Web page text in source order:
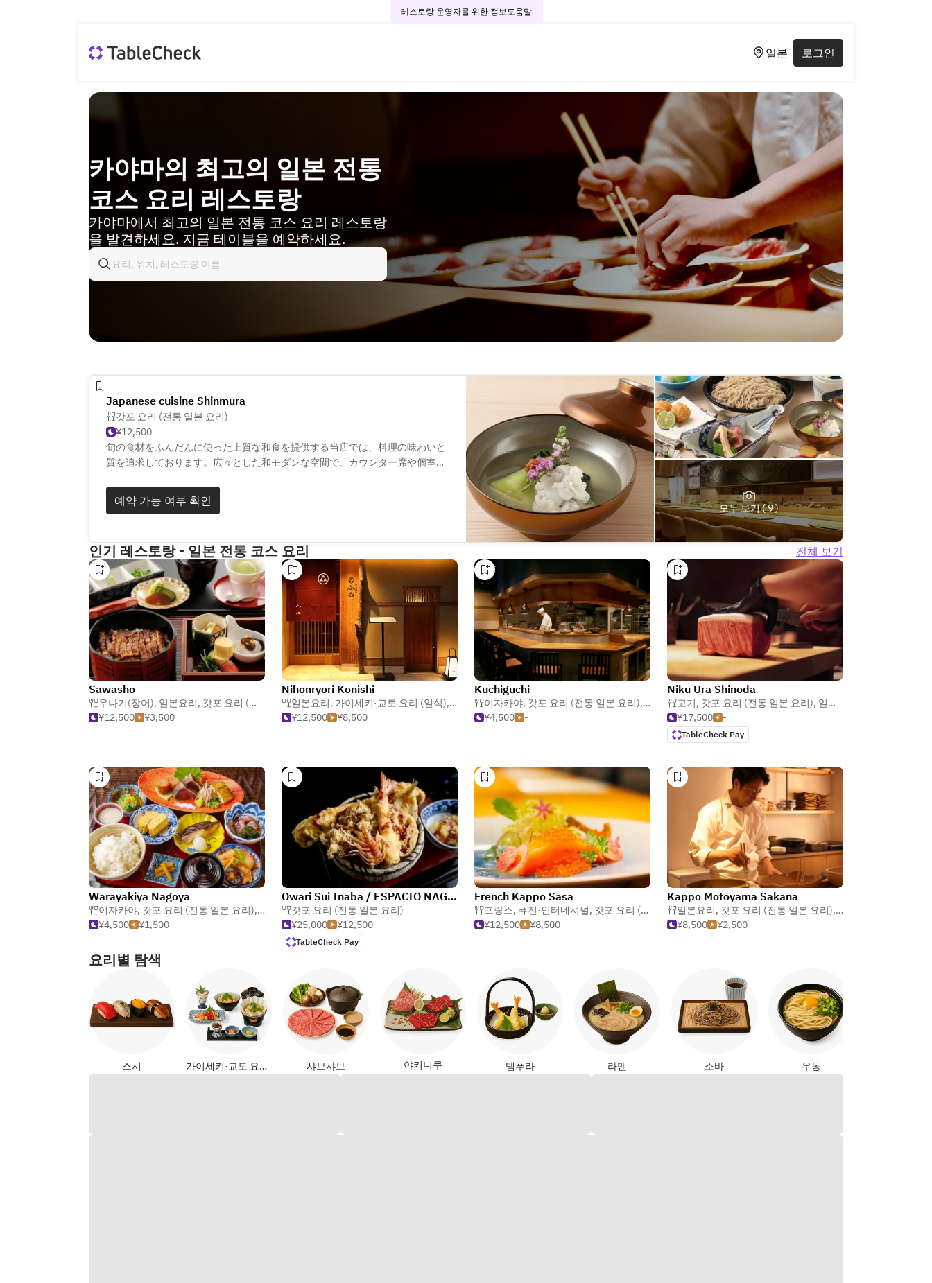
레스토랑 운영자를 위한 정보도움말
일본 로그인
카야마의 최고의 일본 전통
코스 요리 레스토랑
카야마에서 최고의 일본 전통 코스 요리 레스토랑
을 발견하세요. 지금 테이블을 예약하세요.
Japanese cuisine Shinmura
갓포 요리 (전통 일본 요리)
¥12,500
旬の食材をふんだんに使った上質な和食を提供する当店では、料理の味わいと
質を追求しております。広々とした和モダンな空間で、カウンター席や個室を
本酒のペアリングもお楽しみください。心ゆくまで割烹料理を堪能いただけま
す。
예약 가능 여부 확인
모두 보기 ( 9 )
인기 레스토랑 - 일본 전통 코스 요리 전체 보기
Sawasho
우나기(장어), 일본요리, 갓포 요리 (전통 일본 요리)
¥12,500
¥3,500
Nihonryori Konishi
일본요리, 가이세키·교토 요리 (일식), 갓포 요리 (전통 일본 요리)
¥12,500
¥8,500
Kuchiguchi
이자카야, 갓포 요리 (전통 일본 요리), 템푸라
¥4,500
-
Niku Ura Shinoda
고기, 갓포 요리 (전통 일본 요리), 일본요리
¥17,500
-
TableCheck Pay
Warayakiya Nagoya
이자카야, 갓포 요리 (전통 일본 요리), 해산물
¥4,500
¥1,500
Owari Sui Inaba / ESPACIO NAGOYA CASTLE
갓포 요리 (전통 일본 요리)
¥25,000
¥12,500
TableCheck Pay
French Kappo Sasa
프랑스, 퓨전·인터네셔널, 갓포 요리 (전통 일본 요리)
¥12,500
¥8,500
Kappo Motoyama Sakana
일본요리, 갓포 요리 (전통 일본 요리), 이자카야
¥8,500
¥2,500
요리별 탐색
스시 가이세키·교토 요리 (일식) 샤브샤브 야키니쿠 템푸라 라멘 소바 우동